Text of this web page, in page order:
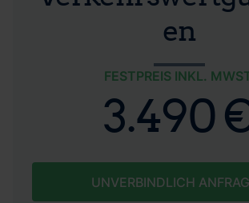
en
FESTPREIS INKL.
3.490
UNVERBINDLICH